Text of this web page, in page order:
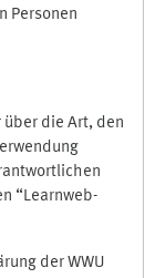
Personen
die Art, den
“Learnweb-
der WWU